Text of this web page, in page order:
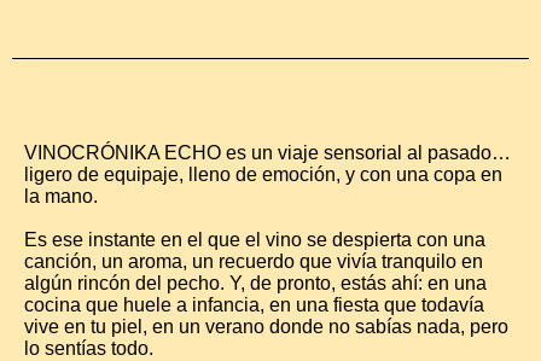
VINOCRÓNIKA ECHO es un viaje sensorial al pasado…
ligero de equipaje, lleno de emoción, y con una copa en
la mano.
Es ese instante en el que el vino se despierta con una
canción, un aroma, un recuerdo que vivía tranquilo en
algún rincón del pecho. Y, de pronto, estás ahí: en una
cocina que huele a infancia, en una fiesta que todavía
vive en tu piel, en un verano donde no sabías nada, pero
lo sentías todo.